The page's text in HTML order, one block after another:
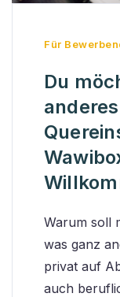
Für
Du
Warum soll
was ganz
privat auf
auch